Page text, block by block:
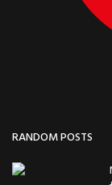
RANDOM POSTS